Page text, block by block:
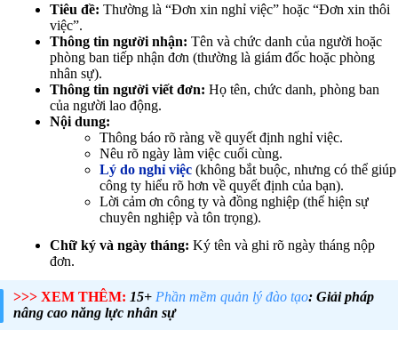
Tiêu đề: Thường là “Đơn xin nghỉ việc” hoặc “Đơn xin thôi
việc”.
Thông tin người nhận: Tên và chức danh của người hoặc
phòng ban tiếp nhận đơn (thường là giám đốc hoặc phòng
nhân sự).
Thông tin người viết đơn: Họ tên, chức danh, phòng ban
của người lao động.
Nội dung:
Thông báo rõ ràng về quyết định nghỉ việc.
Nêu rõ ngày làm việc cuối cùng.
Lý do nghỉ việc (không bắt buộc, nhưng có thể giúp
công ty hiểu rõ hơn về quyết định của bạn).
Lời cảm ơn công ty và đồng nghiệp (thể hiện sự
chuyên nghiệp và tôn trọng).
Chữ ký và ngày tháng: Ký tên và ghi rõ ngày tháng nộp
đơn.
>>> XEM THÊM: 15+ Phần mềm quản lý đào tạo: Giải pháp
nâng cao năng lực nhân sự